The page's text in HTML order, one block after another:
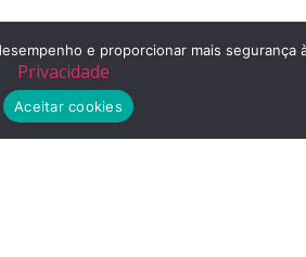
e proporcionar mais segurança
Privacidade
Aceitar cookies